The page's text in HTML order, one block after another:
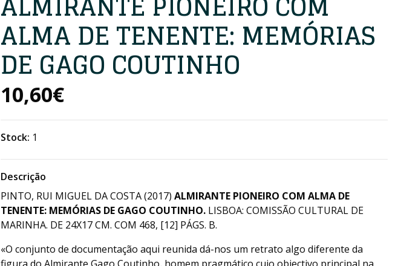
ALMA DE TENENTE: MEMÓRIAS
DE GAGO COUTINHO
10,60€
Stock: 1
Descrição
PINTO, RUI MIGUEL DA COSTA (2017) ALMIRANTE PIONEIRO COM ALMA DE
TENENTE: MEMÓRIAS DE GAGO COUTINHO. LISBOA: COMISSÃO CULTURAL DE
MARINHA. DE 24X17 CM. COM 468, [12] PÁGS. B.
«O conjunto de documentação aqui reunida dá-nos um retrato algo diferente da